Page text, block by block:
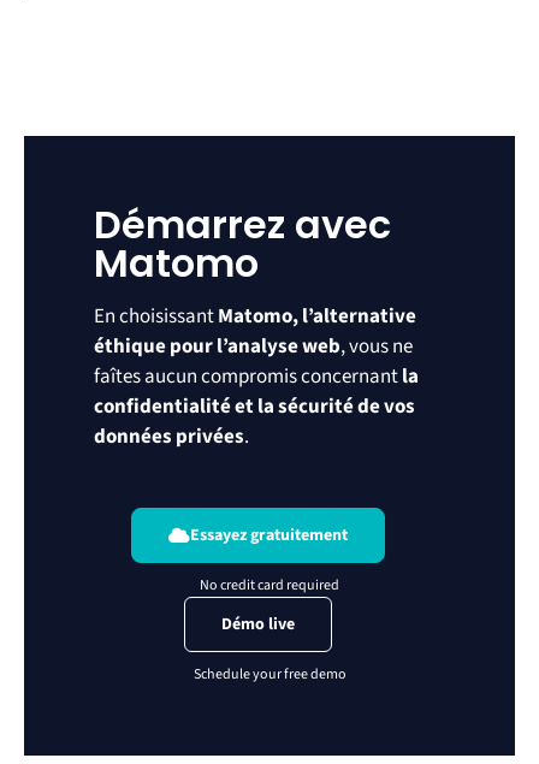
Démarrez avec
Matomo
En choisissantMatomo, l’alternative
éthique pour l’analyse web, vous ne
faîtes aucun compromis concernantla
confidentialité et la sécurité de vos
données privées.
Essayez gratuitement
Démo live